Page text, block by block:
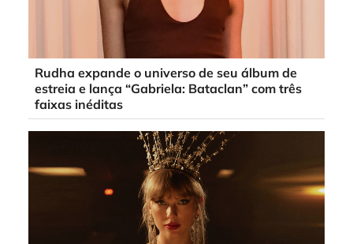
Rudha expande o universo de seu álbum de
estreia e lança “Gabriela: Bataclan” com três
faixas inéditas